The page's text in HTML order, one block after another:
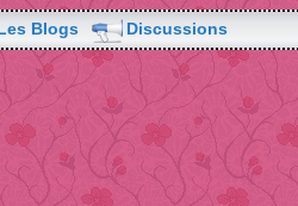
Blogs Discussions